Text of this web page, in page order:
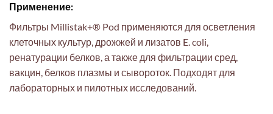
Применение:
Фильтры Millistak+® Pod применяются для осветления
клеточных культур, дрожжей и лизатов E. coli,
ренатурации белков, а также для фильтрации сред,
вакцин, белков плазмы и сывороток. Подходят для
лабораторных и пилотных исследований.